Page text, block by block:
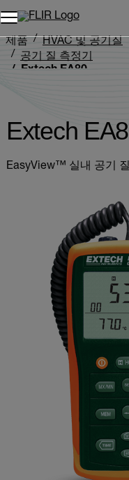
제품
HVAC 및 공기질
공기 질 측정기
Extech EA80
Extech
EasyView™ 실내 공기